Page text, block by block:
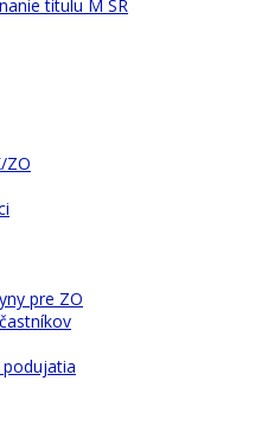
titulu M SR
ZO
pre ZO
podujatia